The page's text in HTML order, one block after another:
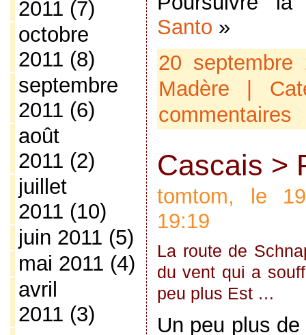
2011 (7)
octobre
2011 (8)
septembre
2011 (6)
août
2011 (2)
juillet
2011 (10)
juin 2011 (5)
mai 2011 (4)
avril
2011 (3)
Santo »
20
Madère |
commentaires
Cascais >
tomtom, le
19:19
La route de
du vent qui a
peu plus Est …
Un peu plus